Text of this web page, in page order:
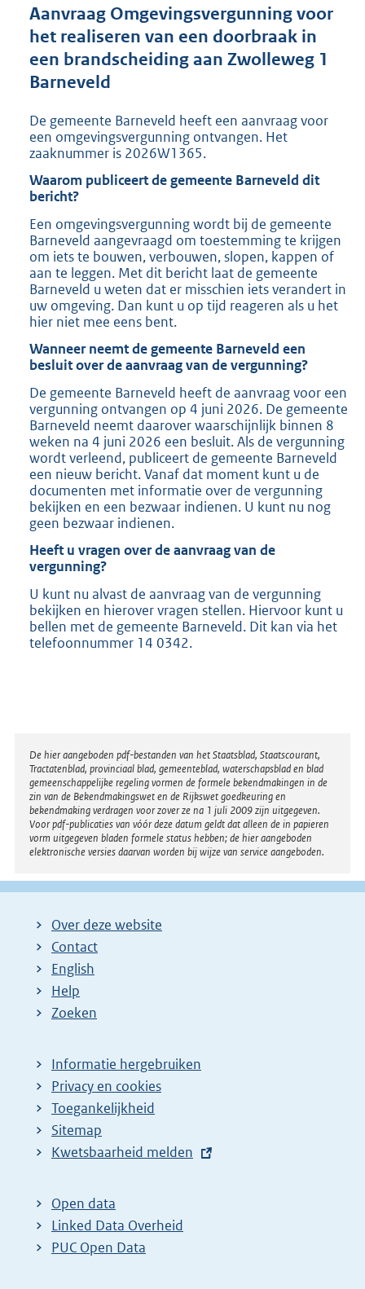
r
o
t
2
9
K
Aanvraag Omgevingsvergunning voor
het realiseren van een doorbraak in
een brandscheiding aan Zwolleweg 1
Barneveld
De gemeente Barneveld heeft een aanvraag voor
een omgevingsvergunning ontvangen. Het
zaaknummer is 2026W1365.
Waarom publiceert de gemeente Barneveld dit
bericht?
Een omgevingsvergunning wordt bij de gemeente
Barneveld aangevraagd om toestemming te krijgen
om iets te bouwen, verbouwen, slopen, kappen of
aan te leggen. Met dit bericht laat de gemeente
Barneveld u weten dat er misschien iets verandert in
uw omgeving. Dan kunt u op tijd reageren als u het
hier niet mee eens bent.
Wanneer neemt de gemeente Barneveld een
besluit over de aanvraag van de vergunning?
De gemeente Barneveld heeft de aanvraag voor een
vergunning ontvangen op 4 juni 2026. De gemeente
Barneveld neemt daarover waarschijnlijk binnen 8
weken na 4 juni 2026 een besluit. Als de vergunning
wordt verleend, publiceert de gemeente Barneveld
een nieuw bericht. Vanaf dat moment kunt u de
documenten met informatie over de vergunning
bekijken en een bezwaar indienen. U kunt nu nog
geen bezwaar indienen.
Heeft u vragen over de aanvraag van de
vergunning?
U kunt nu alvast de aanvraag van de vergunning
bekijken en hierover vragen stellen. Hiervoor kunt u
bellen met de gemeente Barneveld. Dit kan via het
telefoonnummer 14 0342.
Disclaimer
De hier aangeboden pdf-bestanden van het Staatsblad, Staatscourant,
Tractatenblad, provinciaal blad, gemeenteblad, waterschapsblad en blad
gemeenschappelijke regeling vormen de formele bekendmakingen in de
zin van de Bekendmakingswet en de Rijkswet goedkeuring en
bekendmaking verdragen voor zover ze na 1 juli 2009 zijn uitgegeven.
Voor pdf-publicaties van vóór deze datum geldt dat alleen de in papieren
vorm uitgegeven bladen formele status hebben; de hier aangeboden
elektronische versies daarvan worden bij wijze van service aangeboden.
Over deze website
Contact
English
Help
Zoeken
Informatie hergebruiken
Privacy en cookies
Toegankelijkheid
Sitemap
E
t
e
r
Kwetsbaarheid melden
Open data
Linked Data Overheid
PUC Open Data